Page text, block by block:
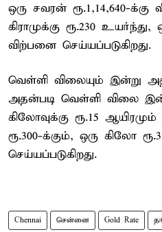
ஒரு சவரன் ரூ.1,14,640-க்கு
கிராமுக்கு ரூ.230 உயர்ந்து,
விற்பனை செய்யப்படுகிறது.
வெள்ளி விலையும் இன்று
அதன்படி வெள்ளி விலை
கிலோவுக்கு ரூ.15
ரூ.300-க்கும், ஒரு கிலோ
செய்யப்படுகிறது.
Chennai சென்னை Gold Rate